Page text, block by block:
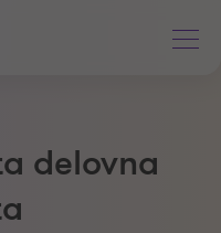
delovna